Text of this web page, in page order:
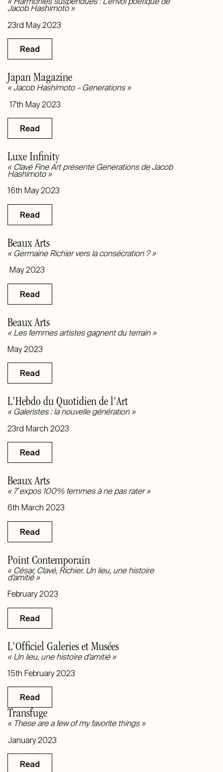
Jacob Hashimoto »
23rd May 2023
Read
Japan Magazine
«Jacob Hashimoto – Generations»
17th May 2023
Read
Luxe Infinity
«Clavé Fine Art présente Generations de Jacob
Hashimoto»
16th May 2023
Read
Beaux Arts
«Germaine Richier vers la consécration ?»
May 2023
Read
Beaux Arts
« Les femmes artistes gagnent du terrain »
May 2023
Read
L'Hebdo du Quotidien de l'Art
« Galeristes : la nouvelle génération »
23rd March 2023
Read
Beaux Arts
« 7 expos 100% femmes à ne pas rater »
6th March 2023
Read
Point Contemporain
«César, Clavé, Richier. Un lieu, une histoire
d’amitié»
February 2023
Read
L'Officiel Galeries et Musées
« Un lieu, une histoire d’amitié »
15th February 2023
Read
Transfuge
« These are a few of my favorite things »
January 2023
Read